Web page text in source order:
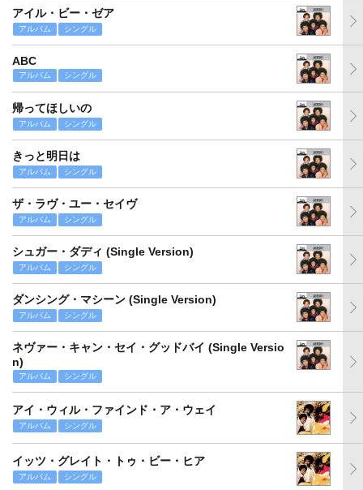
アイル・ビー・ゼア
アルバム シングル
ABC
アルバム シングル
帰ってほしいの
アルバム シングル
きっと明日は
アルバム シングル
ザ・ラヴ・ユー・セイヴ
アルバム シングル
シュガー・ダディ (Single Version)
アルバム シングル
ダンシング・マシーン (Single Version)
アルバム シングル
ネヴァー・キャン・セイ・グッドバイ (Single Versio
n)
アルバム シングル
アイ・ウィル・ファインド・ア・ウェイ
アルバム シングル
イッツ・グレイト・トゥ・ビー・ヒア
アルバム シングル